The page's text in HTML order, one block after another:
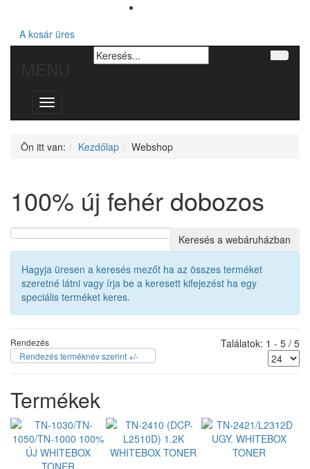
A kosár üres
Toggle
navigation
Ön itt van: Kezdőlap Webshop
100% új fehér dobozos
Hagyja üresen a keresés mezőt ha az összes terméket
szeretné látni vagy írja be a keresett kifejezést ha egy
speciális terméket keres.
Rendezés
Rendezés terméknév szerint +/-
Találatok: 1 - 5 / 5
Termékek